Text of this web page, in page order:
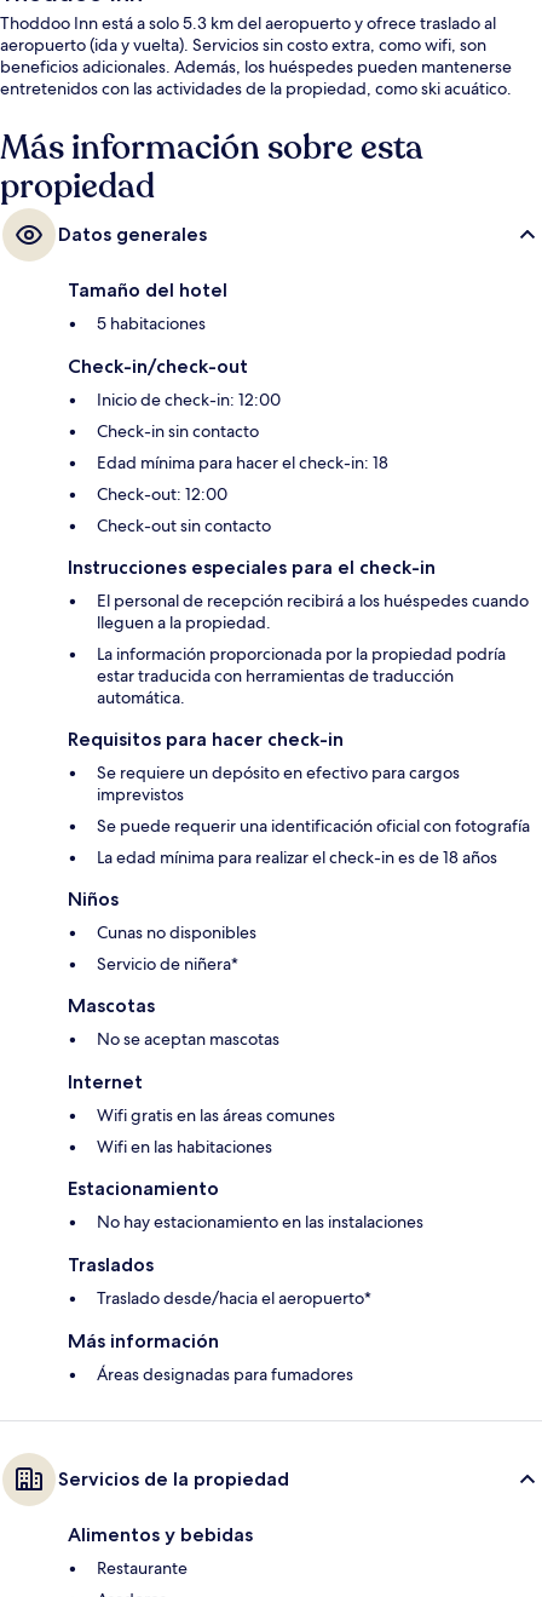
Thoddoo Inn está a solo 5.3 km del aeropuerto y ofrece traslado al
aeropuerto (ida y vuelta). Servicios sin costo extra, como wifi, son
beneficios adicionales. Además, los huéspedes pueden mantenerse
entretenidos con las actividades de la propiedad, como ski acuático.
Más información sobre esta
propiedad
Datos generales
Tamaño del hotel
5 habitaciones
Check-in/check-out
Inicio de check-in: 12:00
Check-in sin contacto
Edad mínima para hacer el check-in: 18
Check-out: 12:00
Check-out sin contacto
Instrucciones especiales para el check-in
El personal de recepción recibirá a los huéspedes cuando
lleguen a la propiedad.
La información proporcionada por la propiedad podría
estar traducida con herramientas de traducción
automática.
Requisitos para hacer check-in
Se requiere un depósito en efectivo para cargos
imprevistos
Se puede requerir una identificación oficial con fotografía
La edad mínima para realizar el check-in es de 18 años
Niños
Cunas no disponibles
Servicio de niñera*
Mascotas
No se aceptan mascotas
Internet
Wifi gratis en las áreas comunes
Wifi en las habitaciones
Estacionamiento
No hay estacionamiento en las instalaciones
Traslados
Traslado desde/hacia el aeropuerto*
Más información
Áreas designadas para fumadores
Servicios de la propiedad
Alimentos y bebidas
Restaurante